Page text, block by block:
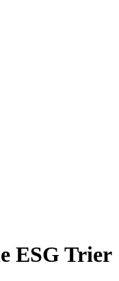
ESG Trier